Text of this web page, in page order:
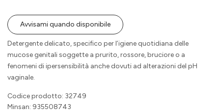
Avvisami quando disponibile
Detergente delicato, specifico per l’igiene quotidiana delle
mucose genitali soggette a prurito, rossore, bruciore o a
fenomeni di ipersensibilità anche dovuti ad alterazioni del pH
vaginale.
Codice prodotto: 32749
Minsan: 935508743